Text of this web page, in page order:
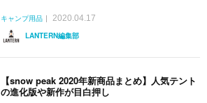
キャンプ用品
2020.04.17
LANTERN編集部
【snow peak 2020年新商品まとめ】人気テント
の進化版や新作が目白押し